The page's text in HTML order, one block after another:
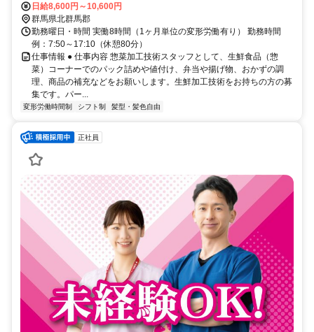
日給8,600円～10,600円
群馬県北群馬郡
勤務曜日・時間 実働8時間（1ヶ月単位の変形労働有り） 勤務時間
例：7:50～17:10（休憩80分）
仕事情報 ● 仕事内容 惣菜加工技術スタッフとして、生鮮食品（惣
菜）コーナーでのパック詰めや値付け、弁当や揚げ物、おかずの調
理、商品の補充などをお願いします。生鮮加工技術をお持ちの方の募
集です。パー...
変形労働時間制 シフト制 髪型・髪色自由
正社員